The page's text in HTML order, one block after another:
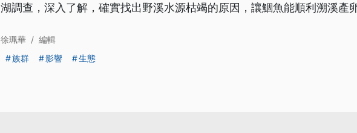
湖調查，深入了解，確實找出野溪水源枯竭的原因，讓鯝魚能順利溯溪產
徐珮華 / 編輯
族群
影響 生態